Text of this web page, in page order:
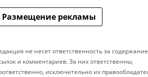
Размещение рекламы
не несет ответственность за
и комментариев. За них ответственны,
исключительно их